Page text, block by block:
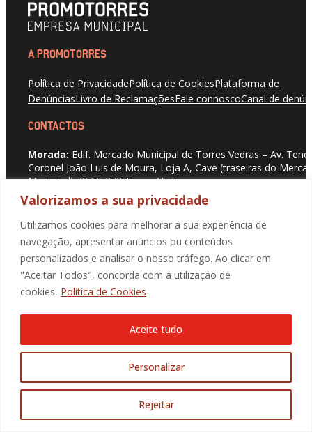
Valorizamos a sua privacidade
Utilizamos cookies para melhorar a sua experiência de
navegação, apresentar anúncios ou conteúdos
personalizados e analisar o nosso tráfego. Ao clicar em
"Aceitar Todos", concorda com a utilização de
cookies. Política de Cookies
Personalizar
Rejeitar
Aceite tudo
A PROMOTORRES
Política de PrivacidadePolítica de CookiesPlataforma de
DenúnciasLivro de ReclamaçõesFale connoscoCanal de
CONTACTOS
Morada: Edif. Mercado Municipal de Torres Vedras – Av.
Coronel João Luis de Moura, Loja A, Cave (traseiras do
Municipal), 2560-273 Torres Vedras
Telefone: 261 094 746 (Chamada para rede fixa nacional)
E-mail: geral@promotorres.pt
SIGA-NOS